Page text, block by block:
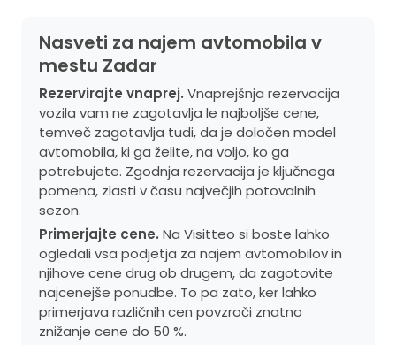
Nasveti za najem avtomobila v
mestu Zadar
Rezervirajte vnaprej. Vnaprejšnja rezervacija
vozila vam ne zagotavlja le najboljše cene,
temveč zagotavlja tudi, da je določen model
avtomobila, ki ga želite, na voljo, ko ga
potrebujete. Zgodnja rezervacija je ključnega
pomena, zlasti v času največjih potovalnih
sezon.
Primerjajte cene. Na Visitteo si boste lahko
ogledali vsa podjetja za najem avtomobilov in
njihove cene drug ob drugem, da zagotovite
najcenejše ponudbe. To pa zato, ker lahko
primerjava različnih cen povzroči znatno
znižanje cene do 50 %.